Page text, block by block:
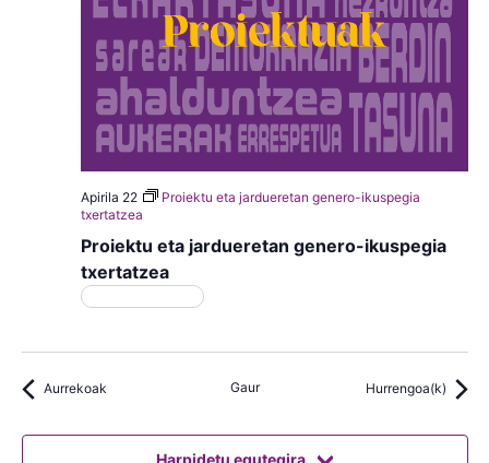
Proiektu eta jardueretan genero-ikuspegia
txertatzea
Apirila 22
Proiektu eta jardueretan genero-ikuspegia
txertatzea
Aurrekoak Gaur Hurrengoa(k)
Harpidetu egutegira